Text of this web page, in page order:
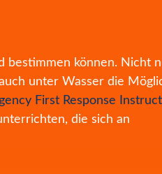
bestimmen können. Nicht
unter Wasser die
First Response
die sich an